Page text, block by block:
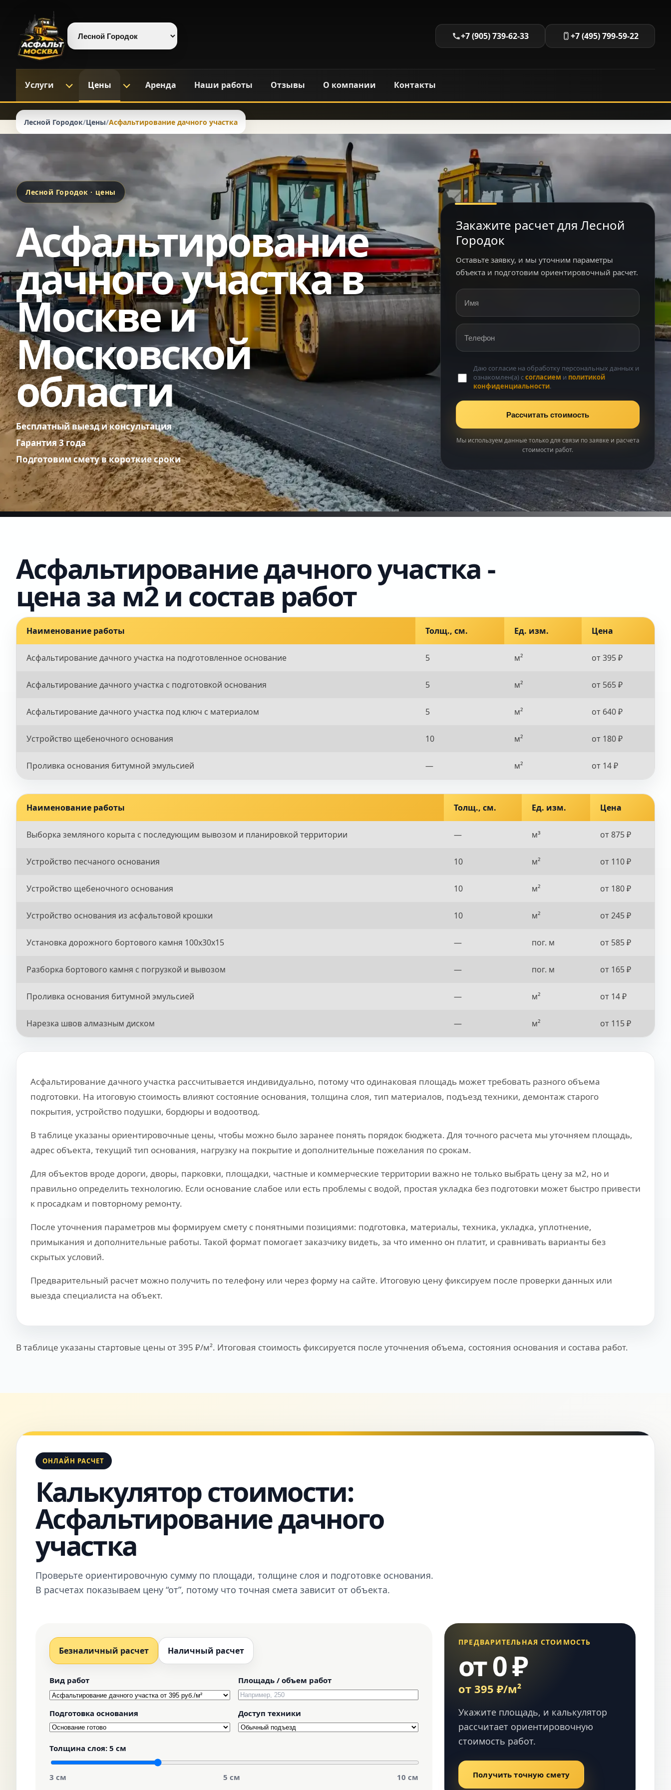
Выберите регион +7 (905) 739-62-33 +7 (495) 799-59-22
Услуги Цены Аренда Наши работы Отзывы О компании Контакты
Лесной Городок/Цены/Асфальтирование дачного участка
Лесной Городок · цены
Асфальтирование
дачного участка в
Москве и
Московской
области
Бесплатный выезд и консультация
Гарантия 3 года
Подготовим смету в короткие сроки
Закажите расчет для Лесной
Городок
Оставьте заявку, и мы уточним параметры
объекта и подготовим ориентировочный расчет.
Имя
Телефон
Даю согласие на обработку персональных данных и
ознакомлен(а) ссогласием и политикой
конфиденциальности.
Рассчитать стоимость
Мы используем данные только для связи по заявке и расчета
стоимости работ.
Асфальтирование дачного участка -
цена за м2 и состав работ
Наименование работы Толщ., см. Ед. изм. Цена
Асфальтирование дачного участка на подготовленное основание 5 м² от 395 ₽
Асфальтирование дачного участка с подготовкой основания 5 м² от 565 ₽
Асфальтирование дачного участка под ключ с материалом 5 м² от 640 ₽
Устройство щебеночного основания 10 м² от 180 ₽
Проливка основания битумной эмульсией — м² от 14 ₽
Наименование работы Толщ., см. Ед. изм. Цена
Выборка земляного корыта с последующим вывозом и планировкой территории — м³ от 875 ₽
Устройство песчаного основания 10 м² от 110 ₽
Устройство щебеночного основания 10 м² от 180 ₽
Устройство основания из асфальтовой крошки 10 м² от 245 ₽
Установка дорожного бортового камня 100x30x15 — пог. м от 585 ₽
Разборка бортового камня с погрузкой и вывозом — пог. м от 165 ₽
Проливка основания битумной эмульсией — м² от 14 ₽
Нарезка швов алмазным диском — м² от 115 ₽
Асфальтирование дачного участка рассчитывается индивидуально, потому что одинаковая площадь может требовать разного объема
подготовки. На итоговую стоимость влияют состояние основания, толщина слоя, тип материалов, подъезд техники, демонтаж старого
покрытия, устройство подушки, бордюры и водоотвод.
В таблице указаны ориентировочные цены, чтобы можно было заранее понять порядок бюджета. Для точного расчета мы уточняем площадь,
адрес объекта, текущий тип основания, нагрузку на покрытие и дополнительные пожелания по срокам.
Для объектов вроде дороги, дворы, парковки, площадки, частные и коммерческие территории важно не только выбрать цену за м2, но и
правильно определить технологию. Если основание слабое или есть проблемы с водой, простая укладка без подготовки может быстро привести
к просадкам и повторному ремонту.
После уточнения параметров мы формируем смету с понятными позициями: подготовка, материалы, техника, укладка, уплотнение,
примыкания и дополнительные работы. Такой формат помогает заказчику видеть, за что именно он платит, и сравнивать варианты без
скрытых условий.
Предварительный расчет можно получить по телефону или через форму на сайте. Итоговую цену фиксируем после проверки данных или
выезда специалиста на объект.
В таблице указаны стартовые цены от 395 ₽/м². Итоговая стоимость фиксируется после уточнения объема, состояния основания и состава работ.
ОНЛАЙН РАСЧЕТ
Калькулятор стоимости:
Асфальтирование дачного
участка
Проверьте ориентировочную сумму по площади, толщине слоя и подготовке основания.
В расчетах показываем цену “от”, потому что точная смета зависит от объекта.
Безналичный расчет Наличный расчет
Вид работ Площадь / объем работ
Подготовка основания Доступ техники
Толщина слоя: 5 см
3 см 5 см 10 см
ПРЕДВАРИТЕЛЬНАЯ СТОИМОСТЬ
от 0 ₽
от 395 ₽/м²
Укажите площадь, и калькулятор
рассчитает ориентировочную
стоимость работ.
Получить точную смету